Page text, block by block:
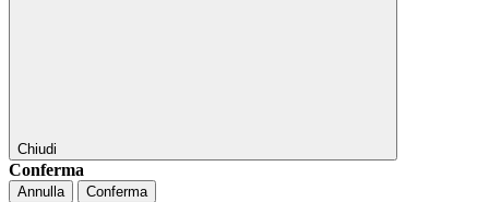
Chiudi
Conferma
Annulla Conferma